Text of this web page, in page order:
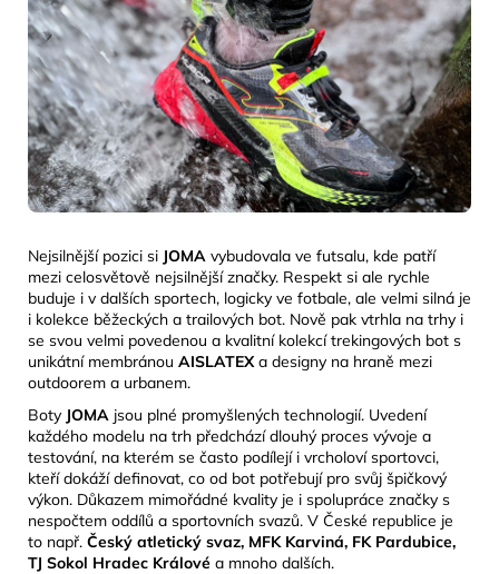
Nejsilnější pozici si JOMA vybudovala ve futsalu, kde patří
mezi celosvětově nejsilnější značky. Respekt si ale rychle
buduje i v dalších sportech, logicky ve fotbale, ale velmi silná je
i kolekce běžeckých a trailových bot. Nově pak vtrhla na trhy i
se svou velmi povedenou a kvalitní kolekcí trekingových bot s
unikátní membránou AISLATEX a designy na hraně mezi
outdoorem a urbanem.
Boty JOMA jsou plné promyšlených technologií. Uvedení
každého modelu na trh předchází dlouhý proces vývoje a
testování, na kterém se často podílejí i vrcholoví sportovci,
kteří dokáží definovat, co od bot potřebují pro svůj špičkový
výkon. Důkazem mimořádné kvality je i spolupráce značky s
nespočtem oddílů a sportovních svazů. V České republice je
to např. Český atletický svaz, MFK Karviná, FK Pardubice,
TJ Sokol Hradec Králové a mnoho dalších.